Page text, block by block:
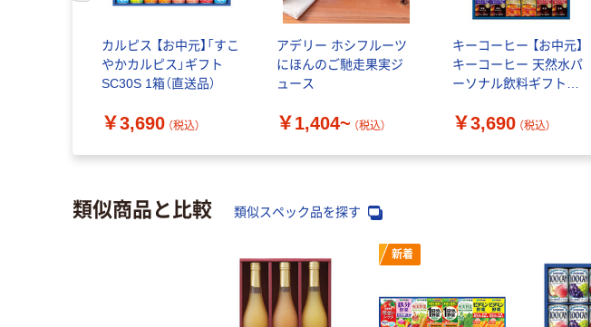
カルピス 【お中元】「すこ
やかカルピス」ギフト
SC30S 1箱（直送品）
￥3,690 （税込）
アデリー ホシフルーツ
にほんのご馳走果実ジ
ュース
￥1,404~ （税込）
キーコーヒー 【お中元】
キーコーヒー 天然水パ
ーソナル飲料ギフト
￥3,690 （税込）
類似商品と比較 類似スペック品を探す
新着